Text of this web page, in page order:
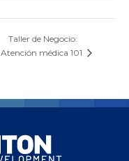
Taller de Negocio:
Atención médica 101